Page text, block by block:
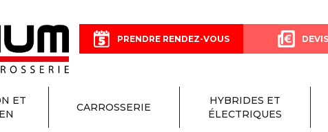
PRENDRE RENDEZ-VOUS
ET
CARROSSERIE
HYBRIDES ET
ÉLECTRIQUES